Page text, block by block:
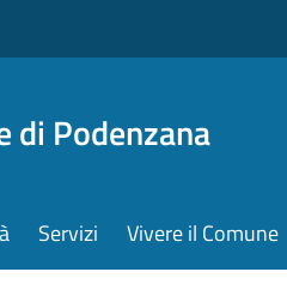
di Podenzana
Servizi Vivere il Comune